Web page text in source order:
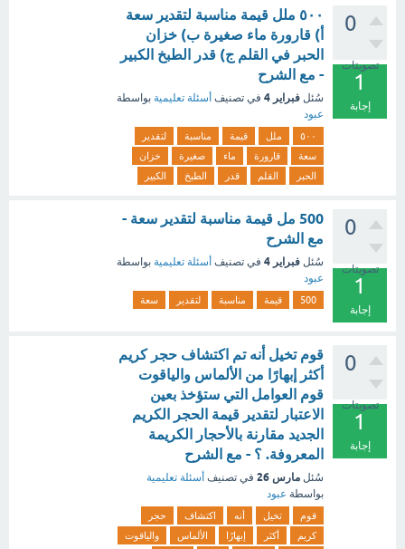
0
تصويتات
1
إجابة
٥٠٠ ملل قيمة مناسبة لتقدير سعة
أ) قارورة ماء صغيرة ب) خزان
الحبر في القلم ج) قدر الطبخ الكبير
- مع الشرح
سُئل فبراير 4 في تصنيف أسئلة تعليمية بواسطة
عبود
٥٠٠ ملل قيمة مناسبة
لتقدير
سعة
قارورة ماء صغيرة
خزان
الحبر
القلم قدر الطبخ الكبير
0
تصويتات
1
إجابة
500 مل قيمة مناسبة لتقدير سعة -
مع الشرح
سُئل فبراير 4 في تصنيف أسئلة تعليمية بواسطة
عبود
500 قيمة مناسبة لتقدير سعة
0
تصويتات
1
إجابة
قوم تخيل أنه تم اكتشاف حجر كريم
أكثر إبهارًا من الألماس والياقوت
قوم العوامل التي ستؤخذ بعين
الاعتبار لتقدير قيمة الحجر الكريم
الجديد مقارنة بالأحجار الكريمة
المعروفة. ؟ - مع الشرح
سُئل مارس 26 في تصنيف أسئلة تعليمية
بواسطة عبود
قوم تخيل أنه اكتشاف
حجر
كريم
أكثر إبهارًا الألماس
والياقوت